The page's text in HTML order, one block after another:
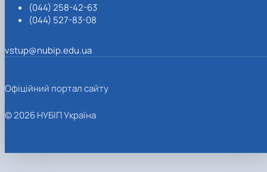
(044) 258-42-63
(044) 527-83-08
vstup@nubip.edu.ua
Офіційний портал сайту
© 2026 НУБІП Україна